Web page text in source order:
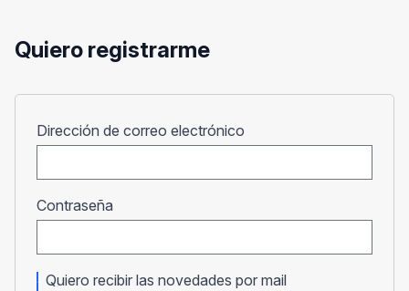
Quiero registrarme
Dirección de correo electrónico
Contraseña
Quiero recibir las novedades por mail